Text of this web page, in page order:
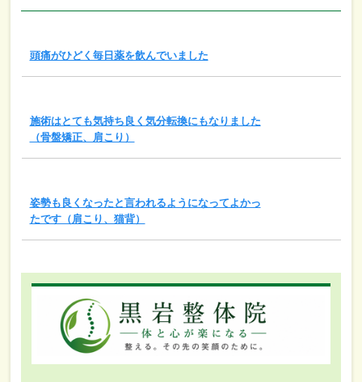
頭痛がひどく毎日薬を飲んでいました
施術はとても気持ち良く気分転換にもなりました
（骨盤矯正、肩こり）
姿勢も良くなったと言われるようになってよかっ
たです（肩こり、猫背）